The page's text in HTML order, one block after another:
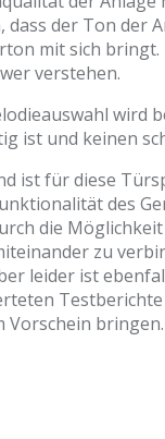
der Ton der
mit sich bringt.
verstehen.
wird
ist und keinen
ist für diese
des
die
zu
leider ist
Vorschein bringen.